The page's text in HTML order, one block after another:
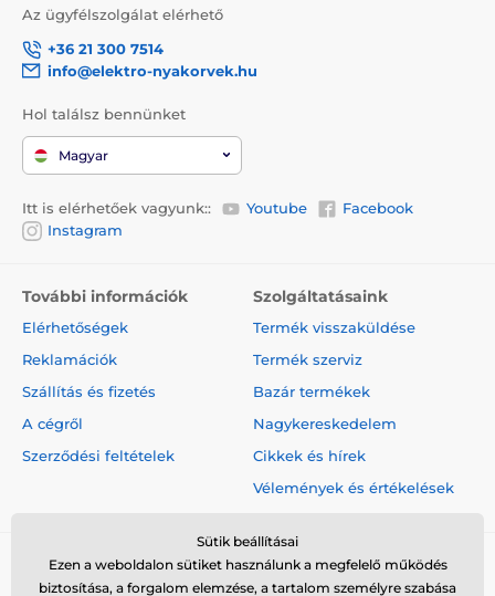
Az ügyfélszolgálat elérhető
+36 21 300 7514
info@elektro-nyakorvek.hu
Hol találsz bennünket
Magyar
Itt is elérhetőek vagyunk:: Youtube
Facebook
Instagram
További információk
Elérhetőségek
Reklamációk
Szállítás és fizetés
A cégről
Szerződési feltételek
Szolgáltatásaink
Termék visszaküldése
Termék szerviz
Bazár termékek
Nagykereskedelem
Cikkek és hírek
Vélemények és értékelések
Sütik beállításai
Ezen a weboldalon sütiket használunk a megfelelő működés
biztosítása, a forgalom elemzése, a tartalom személyre szabása